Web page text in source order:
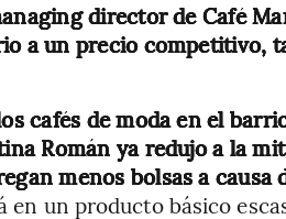
director de Café
a un precio competitivo,
cafés de moda en el
Román ya redujo a la
menos bolsas a causa
en un producto básico